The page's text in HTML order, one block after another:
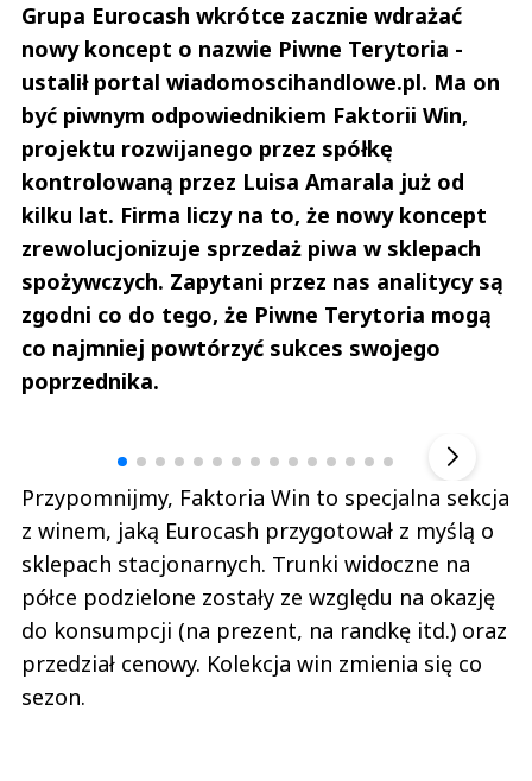
Grupa Eurocash wkrótce zacznie wdrażać
nowy koncept o nazwie Piwne Terytoria -
ustalił portal wiadomoscihandlowe.pl. Ma on
być piwnym odpowiednikiem Faktorii Win,
projektu rozwijanego przez spółkę
kontrolowaną przez Luisa Amarala już od
kilku lat. Firma liczy na to, że nowy koncept
zrewolucjonizuje sprzedaż piwa w sklepach
spożywczych. Zapytani przez nas analitycy są
zgodni co do tego, że Piwne Terytoria mogą
co najmniej powtórzyć sukces swojego
poprzednika.
Przypomnijmy, Faktoria Win to specjalna sekcja
z winem, jaką Eurocash przygotował z myślą o
sklepach stacjonarnych. Trunki widoczne na
półce podzielone zostały ze względu na okazję
do konsumpcji (na prezent, na randkę itd.) oraz
przedział cenowy. Kolekcja win zmienia się co
sezon.